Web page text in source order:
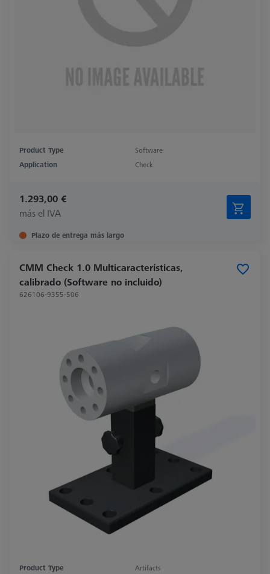
Product Type
Software
Application
Check
1.293,00 €
más el IVA
Plazo de entrega más largo
CMM Check 1.0 Multicaracterísticas,
calibrado (Software no incluido)
626106-9355-506
Product Type
Artifacts